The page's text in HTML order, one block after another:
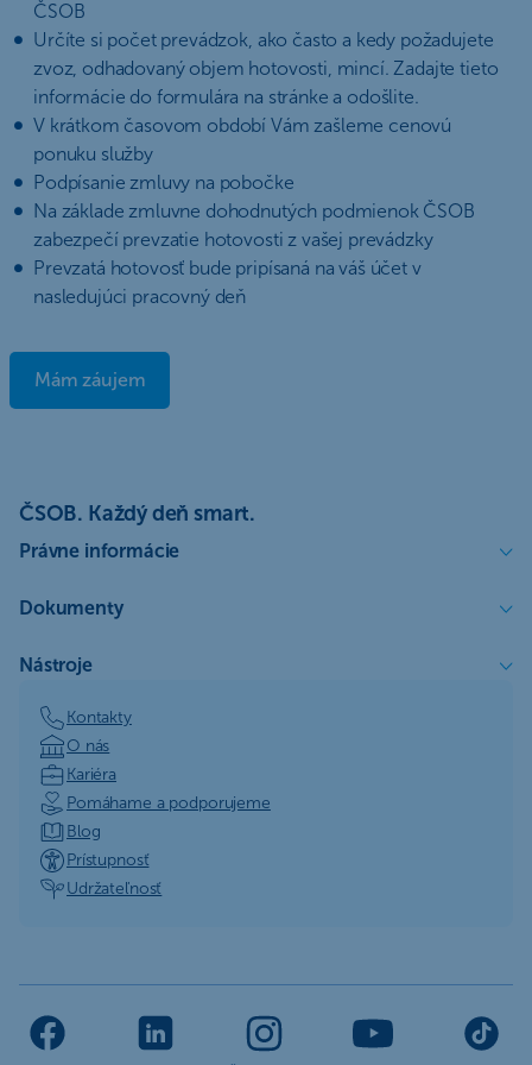
ČSOB
Určíte si počet prevádzok, ako často a kedy požadujete
zvoz, odhadovaný objem hotovosti, mincí. Zadajte tieto
informácie do formulára na stránke a odošlite.
V krátkom časovom období Vám zašleme cenovú
ponuku služby
Podpísanie zmluvy na pobočke
Na základe zmluvne dohodnutých podmienok ČSOB
zabezpečí prevzatie hotovosti z vašej prevádzky
Prevzatá hotovosť bude pripísaná na váš účet v
nasledujúci pracovný deň
Mám záujem
ČSOB. Každý deň smart.
Právne informácie
Dokumenty
Nástroje
Kontakty
O nás
Kariéra
Pomáhame a podporujeme
Blog
Prístupnosť
Udržateľnosť